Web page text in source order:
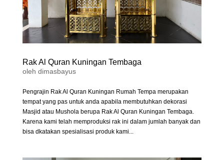
Rak Al Quran Kuningan Tembaga
oleh dimasbayus
Pengrajin Rak Al Quran Kuningan Rumah Tempa merupakan
tempat yang pas untuk anda apabila membutuhkan dekorasi
Masjid atau Mushola berupa Rak Al Quran Kuningan Tembaga.
Karena kami telah memproduksi rak ini dalam jumlah banyak dan
bisa dkatakan spesialisasi produk kami...